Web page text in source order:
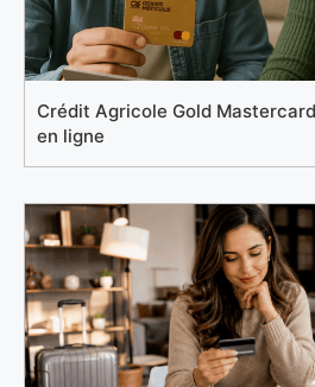
Crédit Agricole Gold
en ligne